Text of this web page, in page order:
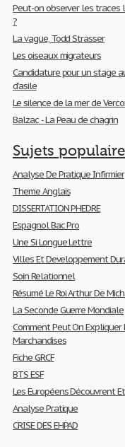
Peut-on observer les traces
?
La vague, Todd Strasser
Les oiseaux migrateurs
Candidature pour un stage
d’asile
Le silence de la mer de
Balzac - La Peau de chagrin
Sujets
Analyse De Pratique Infirmier
Theme Anglais
DISSERTATION PHEDRE
Espagnol Bac Pro
Une Si Longue Lettre
Villes Et Developpement
Soin Relationnel
Résumé Le Roi Arthur De
La Seconde Guerre Mondiale
Comment Peut On
Marchandises
Fiche GRCF
BTS ESF
Les Européens Découvrent
Analyse Pratique
CRISE DES EHPAD